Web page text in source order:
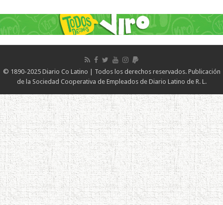
© 1890-2025 Diario Co Latino | Todos los derechos reservados. Publicación
de la Sociedad Cooperativa de Empleados de Diario Latino de R. L.